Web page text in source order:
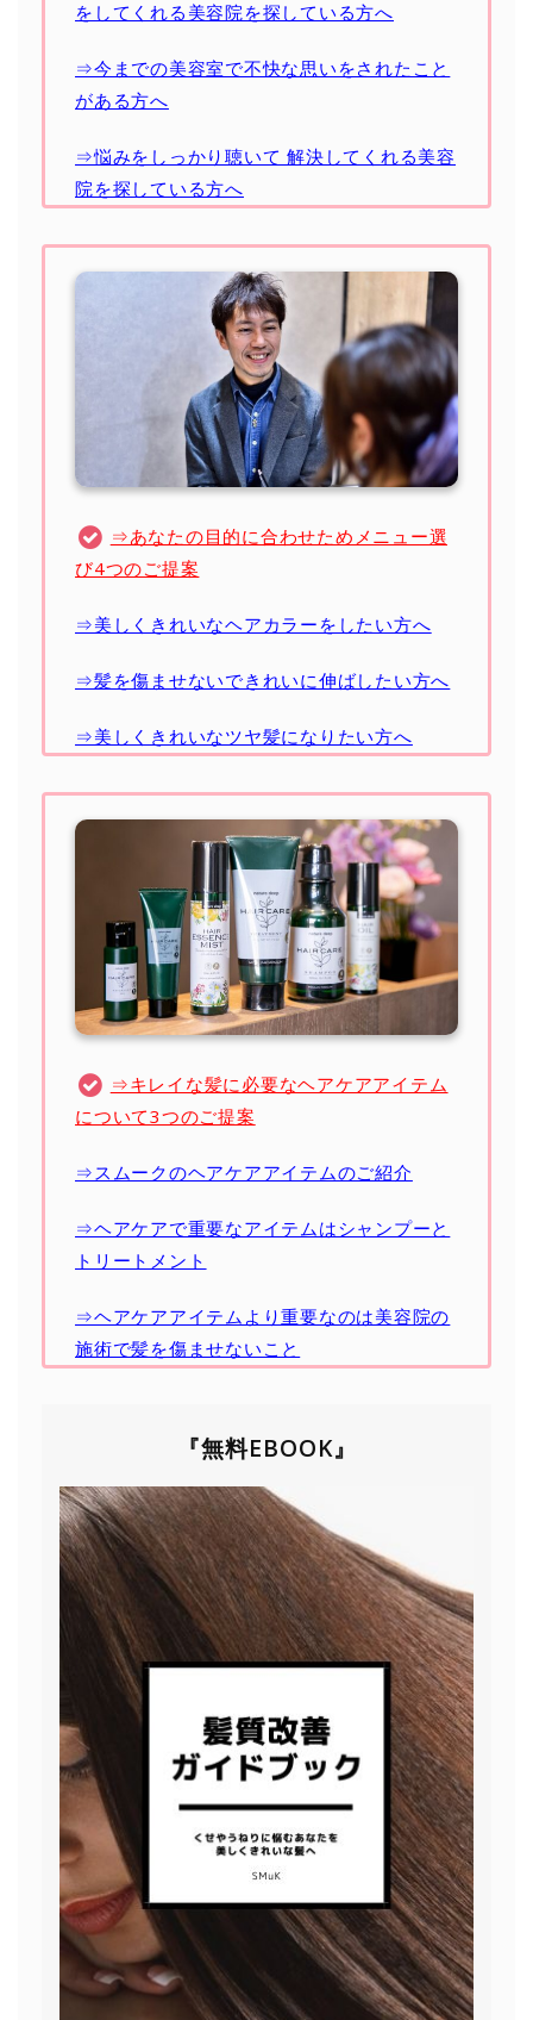
をしてくれる美容院を探している方へ
⇒今までの美容室で不快な思いをされたこと
がある方へ
⇒悩みをしっかり聴いて 解決してくれる美容
院を探している方へ
⇒あなたの目的に合わせためメニュー選
び4つのご提案
⇒美しくきれいなヘアカラーをしたい方へ
⇒髪を傷ませないできれいに伸ばしたい方へ
⇒美しくきれいなツヤ髪になりたい方へ
⇒キレイな髪に必要なヘアケアアイテム
について3つのご提案
⇒スムークのヘアケアアイテムのご紹介
⇒ヘアケアで重要なアイテムはシャンプーと
トリートメント
⇒ヘアケアアイテムより重要なのは美容院の
施術で髪を傷ませないこと
『無料EBOOK』